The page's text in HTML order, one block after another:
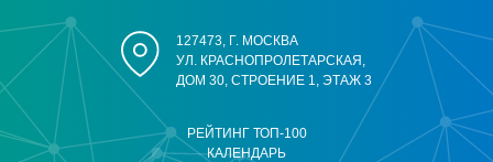
РЕЙТИНГ ТОП-100
КАЛЕНДАРЬ
127473, Г. МОСКВА
УЛ. КРАСНОПРОЛЕТАРСКАЯ,
ДОМ 30, СТРОЕНИЕ 1, ЭТАЖ 3